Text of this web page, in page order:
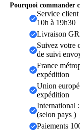
Pourquoi commander
Service
10h à 19h30
Livraison
Suivez votre
de suivi
France
expédition
Union
expédition
International
(selon pays )
Paiements